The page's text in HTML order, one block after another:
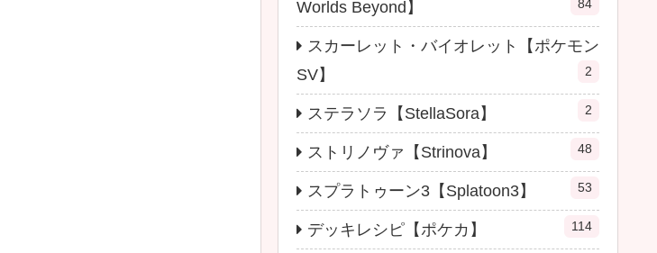
Worlds Beyond】
84
スカーレット・バイオレット【ポケモン
SV】
2
ステラソラ【StellaSora】 2
ストリノヴァ【Strinova】 48
スプラトゥーン3【Splatoon3】 53
デッキレシピ【ポケカ】 114